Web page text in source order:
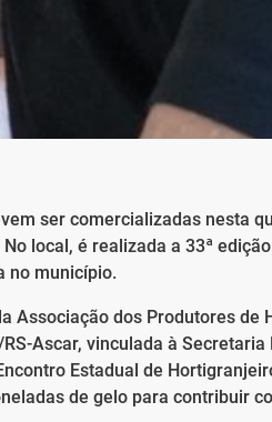
ser comercializadas nesta
local, é realizada a 33ª
no município.
Associação dos Produtores de
Ascar, vinculada à
Estadual de
de gelo para contribuir